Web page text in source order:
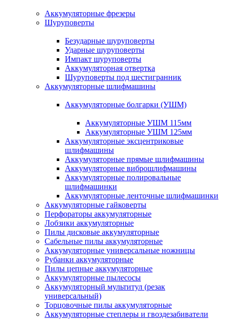
Аккумуляторные фрезеры
Шуруповерты
Безударные шуруповерты
Ударные шуруповерты
Импакт шуруповерты
Аккумуляторная отвертка
Шуруповерты под шестигранник
Аккумуляторные шлифмашины
Аккумуляторные болгарки (УШМ)
Аккумуляторные УШМ 115мм
Аккумуляторные УШМ 125мм
Аккумуляторные эксцентриковые
шлифмашины
Аккумуляторные прямые шлифмашины
Аккумуляторные виброшлифмашины
Аккумуляторные полировальные
шлифмашинки
Аккумуляторные ленточные шлифмашинки
Аккумуляторные гайковерты
Перфораторы аккумуляторные
Лобзики аккумуляторные
Пилы дисковые аккумуляторные
Сабельные пилы аккумуляторные
Аккумуляторные универсальные ножницы
Рубанки аккумуляторные
Пилы цепные аккумуляторные
Аккумуляторные пылесосы
Аккумуляторный мультитул (резак
универсальный)
Торцовочные пилы аккумуляторные
Аккумуляторные степлеры и гвоздезабиватели